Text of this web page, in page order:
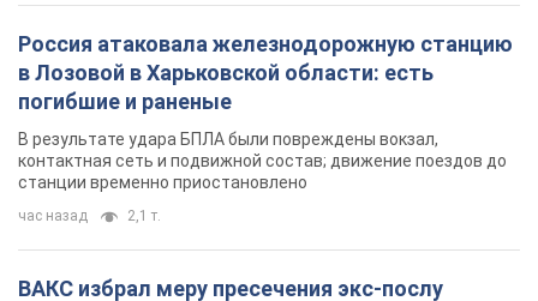
Россия атаковала железнодорожную станцию
в Лозовой в Харьковской области: есть
погибшие и раненые
В результате удара БПЛА были повреждены вокзал,
контактная сеть и подвижной состав; движение поездов до
станции временно приостановлено
час назад 2,1 т.
ВАКС избрал меру пресечения экс-послу